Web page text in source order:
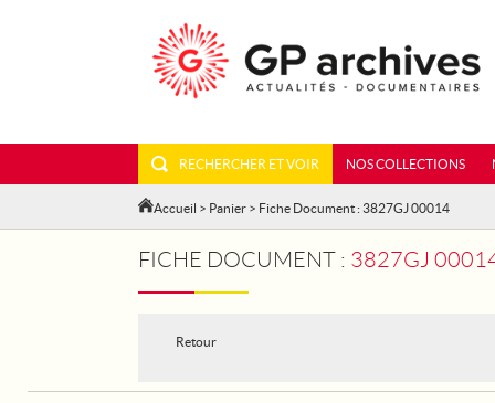
RECHERCHER ET VOIR NOS COLLECTIONS
Accueil > Panier > Fiche Document : 3827GJ 00014
FICHE DOCUMENT : 3827GJ
Retour